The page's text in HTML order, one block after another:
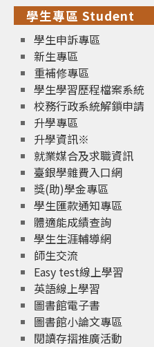
學生專區 Student
學生申訴專區
新生專區
重補修專區
學生學習歷程檔案系統
校務行政系統解鎖申請
升學專區
升學資訊※
就業媒合及求職資訊
臺銀學雜費入口網
獎(助)學金專區
學生匯款通知專區
體適能成績查詢
學生生涯輔導網
師生交流
Easy test線上學習
英語線上學習
圖書館電子書
圖書館小論文專區
閱讀存摺推廣活動